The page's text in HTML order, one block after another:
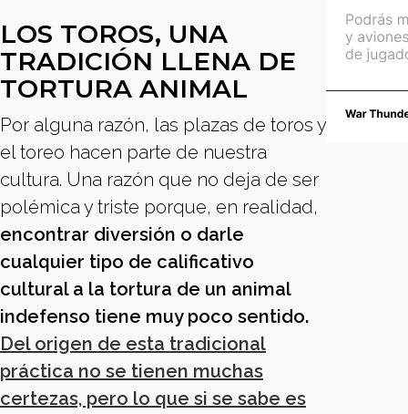
LOS TOROS, UNA
TRADICIÓN LLENA DE
TORTURA ANIMAL
Por alguna razón, las plazas de toros y
el toreo hacen parte de nuestra
cultura. Una razón que no deja de ser
polémica y triste porque, en realidad,
encontrar diversión o darle
cualquier tipo de calificativo
cultural a la tortura de un animal
indefenso tiene muy poco sentido.
Del origen de esta tradicional
práctica no se tienen muchas
certezas, pero lo que si se sabe es